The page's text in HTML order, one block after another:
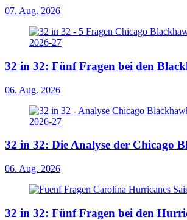
07. Aug. 2026
32 in 32: Fünf Fragen bei den
06. Aug. 2026
32 in 32: Die Analyse der Chicago
06. Aug. 2026
32 in 32: Fünf Fragen bei den